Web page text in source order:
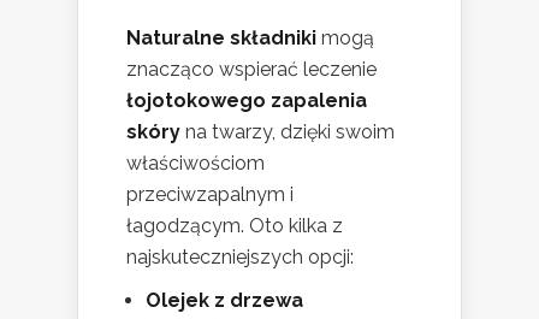
Naturalne składniki mogą
znacząco wspierać leczenie
łojotokowego zapalenia
skóry na twarzy, dzięki swoim
właściwościom
przeciwzapalnym i
łagodzącym. Oto kilka z
najskuteczniejszych opcji:
Olejek z drzewa